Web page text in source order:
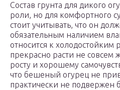
Состав грунта для дикого
роли, но для комфортного
стоит учитывать, что он
обязательным наличием
относится к холодостойким
прекрасно расти не совсем
росту и хорошему
что бешеный огурец не
практически не подвержен